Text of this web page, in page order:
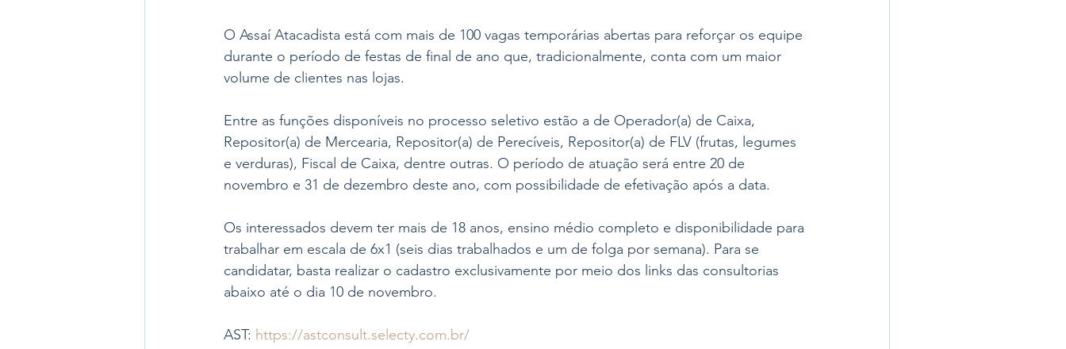
O Assaí Atacadista está com mais de 100 vagas temporárias abertas para reforçar os equipe
durante o período de festas de final de ano que, tradicionalmente, conta com um maior
volume de clientes nas lojas.
Entre as funções disponíveis no processo seletivo estão a de Operador(a) de Caixa,
Repositor(a) de Mercearia, Repositor(a) de Perecíveis, Repositor(a) de FLV (frutas, legumes
e verduras), Fiscal de Caixa, dentre outras. O período de atuação será entre 20 de
novembro e 31 de dezembro deste ano, com possibilidade de efetivação após a data.
Os interessados devem ter mais de 18 anos, ensino médio completo e disponibilidade para
trabalhar em escala de 6x1 (seis dias trabalhados e um de folga por semana). Para se
candidatar, basta realizar o cadastro exclusivamente por meio dos links das consultorias
abaixo até o dia 10 de novembro.
AST: https://astconsult.selecty.com.br/